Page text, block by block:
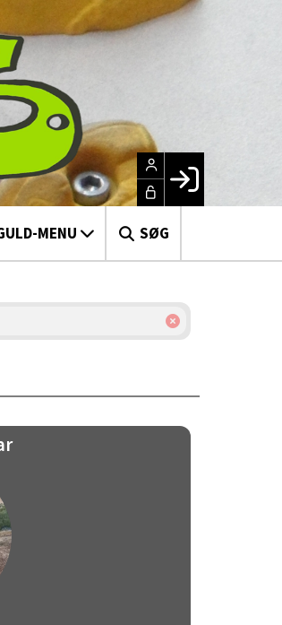
LOG IND
MENU SØG